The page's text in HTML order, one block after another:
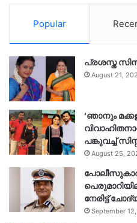
Popular
പ്രശസ്ത
August 21,
‘ഞാനും
പങ്കുവച്ച്
August 25,
നേരിട്ട്
September